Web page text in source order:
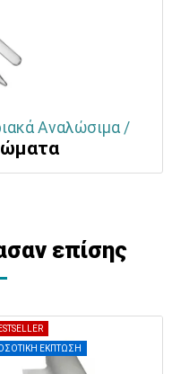
Αναλώσιμα /
επίσης
ΕΚΠΤΩΣΗ